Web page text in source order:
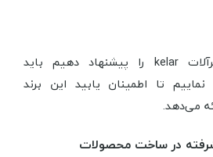
برای آنکه بخواهیم شیرآلات kelar را پیشنهاد دهیم باید
تا اطمینان یابید این برند
می‌دهد.
در ساخت محصولات